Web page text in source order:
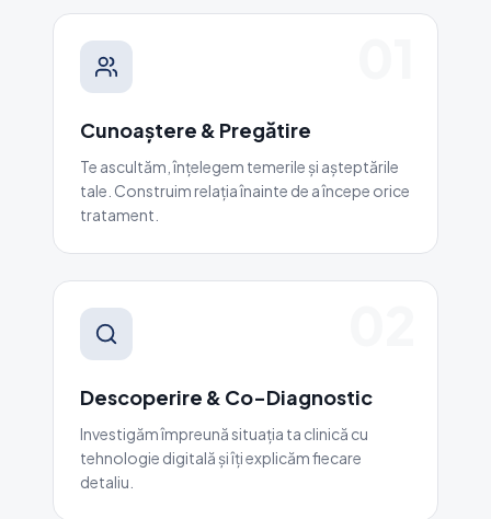
Cunoaștere & Pregătire
Te ascultăm, înțelegem temerile și așteptările
tale. Construim relația înainte de a începe orice
tratament.
Descoperire & Co-Diagnostic
Investigăm împreună situația ta clinică cu
tehnologie digitală și îți explicăm fiecare
detaliu.